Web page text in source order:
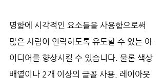
명함에 시각적인 요소들을 사용함으로써
많은 사람이 연락하도록 유도할 수 있는 아
이디어를 향상시킬 수 있습니다. 물론 색상
배열이나 2개 이상의 글꼴 사용, 레이아웃